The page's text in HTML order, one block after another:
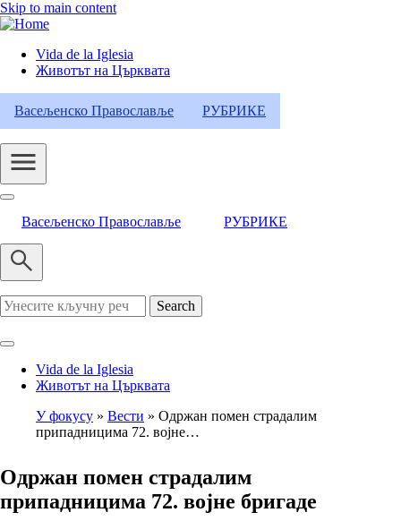
Skip to main content
Header
Category
Menu
Vida de la Iglesia
Животът на Църквата
Васељенско Православље РУБРИКЕ
Васељенско Православље РУБРИКЕ
Search
Vida de la Iglesia
Животът на Църквата
Breadcrumb
У фокусу Вести
Одржан помен страдалим
припадницима 72. војне…
Одржан помен страдалим
припадницима 72. војне бригаде